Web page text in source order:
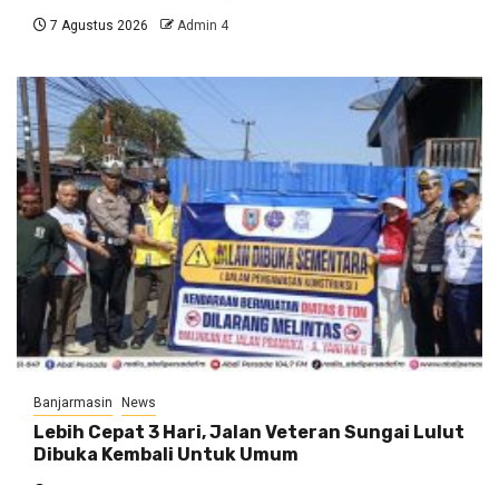
7 Agustus 2026 Admin 4
Banjarmasin News
Lebih Cepat 3 Hari, Jalan Veteran Sungai Lulut
Dibuka Kembali Untuk Umum